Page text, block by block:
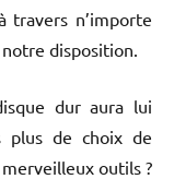
travers n’importe
disposition.
dur aura lui
plus de choix de
outils ?